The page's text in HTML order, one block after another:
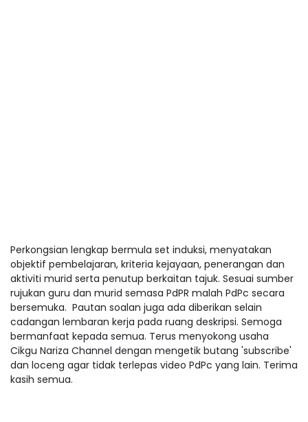
Perkongsian lengkap bermula set induksi, menyatakan
objektif pembelajaran, kriteria kejayaan, penerangan dan
aktiviti murid serta penutup berkaitan tajuk. Sesuai sumber
rujukan guru dan murid semasa PdPR malah PdPc secara
bersemuka. Pautan soalan juga ada diberikan selain
cadangan lembaran kerja pada ruang deskripsi. Semoga
bermanfaat kepada semua. Terus menyokong usaha
Cikgu Nariza Channel dengan mengetik butang 'subscribe'
dan loceng agar tidak terlepas video PdPc yang lain. Terima
kasih semua.